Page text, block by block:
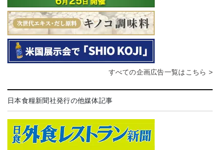
すべての企画広告一覧はこちら >
日本食糧新聞社発行の他媒体記事